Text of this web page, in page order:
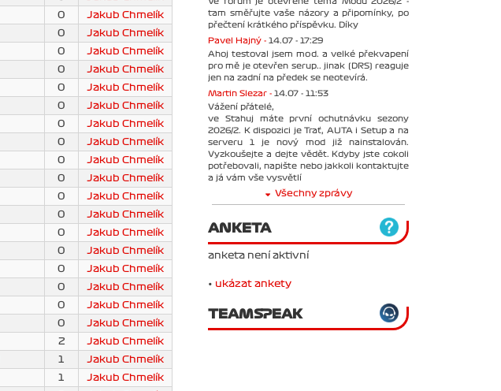
0
Jakub Chmelík
0
Jakub Chmelík
0
Jakub Chmelík
0
Jakub Chmelík
0
Jakub Chmelík
0
Jakub Chmelík
0
Jakub Chmelík
0
Jakub Chmelík
0
Jakub Chmelík
0
Jakub Chmelík
0
Jakub Chmelík
0
Jakub Chmelík
0
Jakub Chmelík
0
Jakub Chmelík
0
Jakub Chmelík
0
Jakub Chmelík
0
Jakub Chmelík
0
Jakub Chmelík
2
Jakub Chmelík
1
Jakub Chmelík
1
Jakub Chmelík
tam směřujte vaše názory a připomínky, po
přečtení krátkého příspěvku. Díky
Pavel Hajný - 14.07 - 17:29
Ahoj testoval jsem mod. a velké překvapení
pro mě je otevřen serup.. jinak (DRS) reaguje
jen na zadní na předek se neotevírá.
Martin Slezar - 14.07 - 11:53
Vážení přátelé,
ve Stahuj máte první ochutnávku sezony
2026/2. K dispozici je Trať, AUTA i Setup a na
serveru 1 je nový mod již nainstalován.
Vyzkoušejte a dejte vědět. Kdyby jste cokoli
potřebovali, napište nebo jakkoli kontaktujte
a já vám vše vysvětlí
Všechny zprávy
ANKETA
anketa není aktivní
• ukázat ankety
TEAMSPEAK